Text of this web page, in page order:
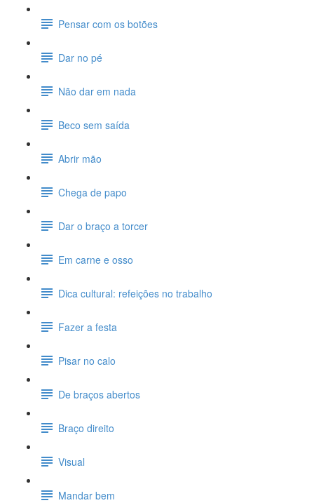
Pensar com os botões
Dar no pé
Não dar em nada
Beco sem saída
Abrir mão
Chega de papo
Dar o braço a torcer
Em carne e osso
Dica cultural: refeições no trabalho
Fazer a festa
Pisar no calo
De braços abertos
Braço direito
Visual
Mandar bem